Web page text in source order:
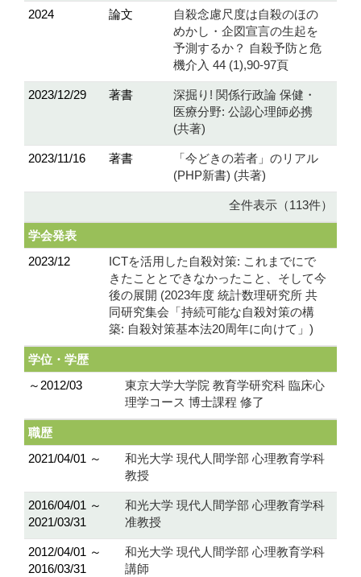
2024 論文
自殺念慮尺度は自殺のほの
めかし・企図宣言の生起を
予測するか？ 自殺予防と危
機介入 44 (1),90-97頁
2023/12/29 著書
深掘り! 関係行政論 保健・
医療分野: 公認心理師必携
(共著)
2023/11/16 著書
「今どきの若者」のリアル
(PHP新書) (共著)
全件表示（113件）
学会発表
2023/12
ICTを活用した自殺対策: これまでにで
きたこととできなかったこと、そして今
後の展開 (2023年度 統計数理研究所 共
同研究集会「持続可能な自殺対策の構
築: 自殺対策基本法20周年に向けて」)
学位・学歴
～2012/03
東京大学大学院 教育学研究科 臨床心
理学コース 博士課程 修了
職歴
2021/04/01 ～
和光大学 現代人間学部 心理教育学科
教授
2016/04/01 ～
2021/03/31
和光大学 現代人間学部 心理教育学科
准教授
2012/04/01 ～
2016/03/31
和光大学 現代人間学部 心理教育学科
講師